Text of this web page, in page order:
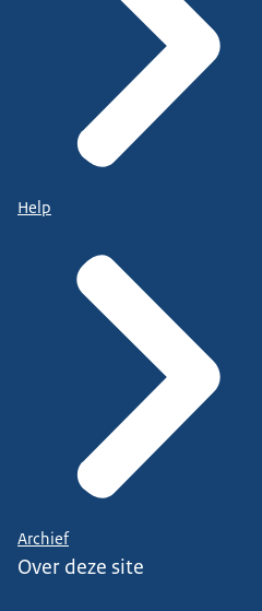
Help
Archief
Over deze site